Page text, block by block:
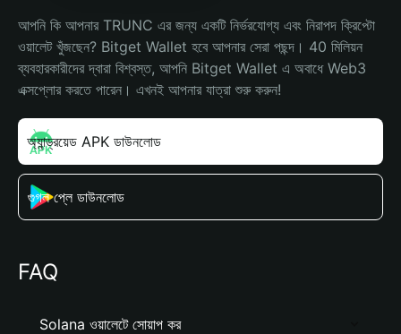
আপনি কি আপনার TRUNC এর জন্য একটি নির্ভরযোগ্য এবং নিরাপদ ক্রিপ্টো
ওয়ালেট খুঁজছেন? Bitget Wallet হবে আপনার সেরা পছন্দ। 40 মিলিয়ন
ব্যবহারকারীদের দ্বারা বিশ্বস্ত, আপনি Bitget Wallet এ অবাধে Web3
এক্সপ্লোর করতে পারেন। এখনই আপনার যাত্রা শুরু করুন!
অ্যান্ড্রয়েড APK ডাউনলোড
গুগল প্লে ডাউনলোড
FAQ
Solana ওয়ালেটে সোয়াপ কর